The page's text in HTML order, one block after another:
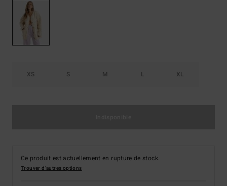
XS S M L XL
Ce produit est actuellement en rupture de stock.
Trouver d'autres options